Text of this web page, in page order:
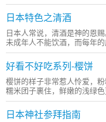
日本特色之清酒
日本人常说，清酒是神的恩
未成年人不能饮酒，而每年
好看不好吃系列-樱饼
樱饼的样子非常惹人怜爱，
糯米团子裹住，鲜嫩的浅绿
日本神社参拜指南